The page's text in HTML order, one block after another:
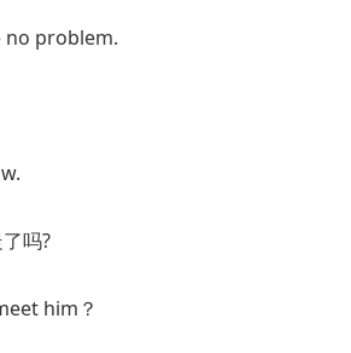
problem.
吗?
him？